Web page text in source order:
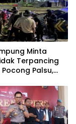
Minta
Terpancing
Palsu,